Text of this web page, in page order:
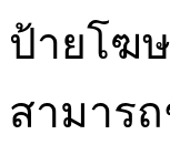
ป้ายโฆ
สามาร